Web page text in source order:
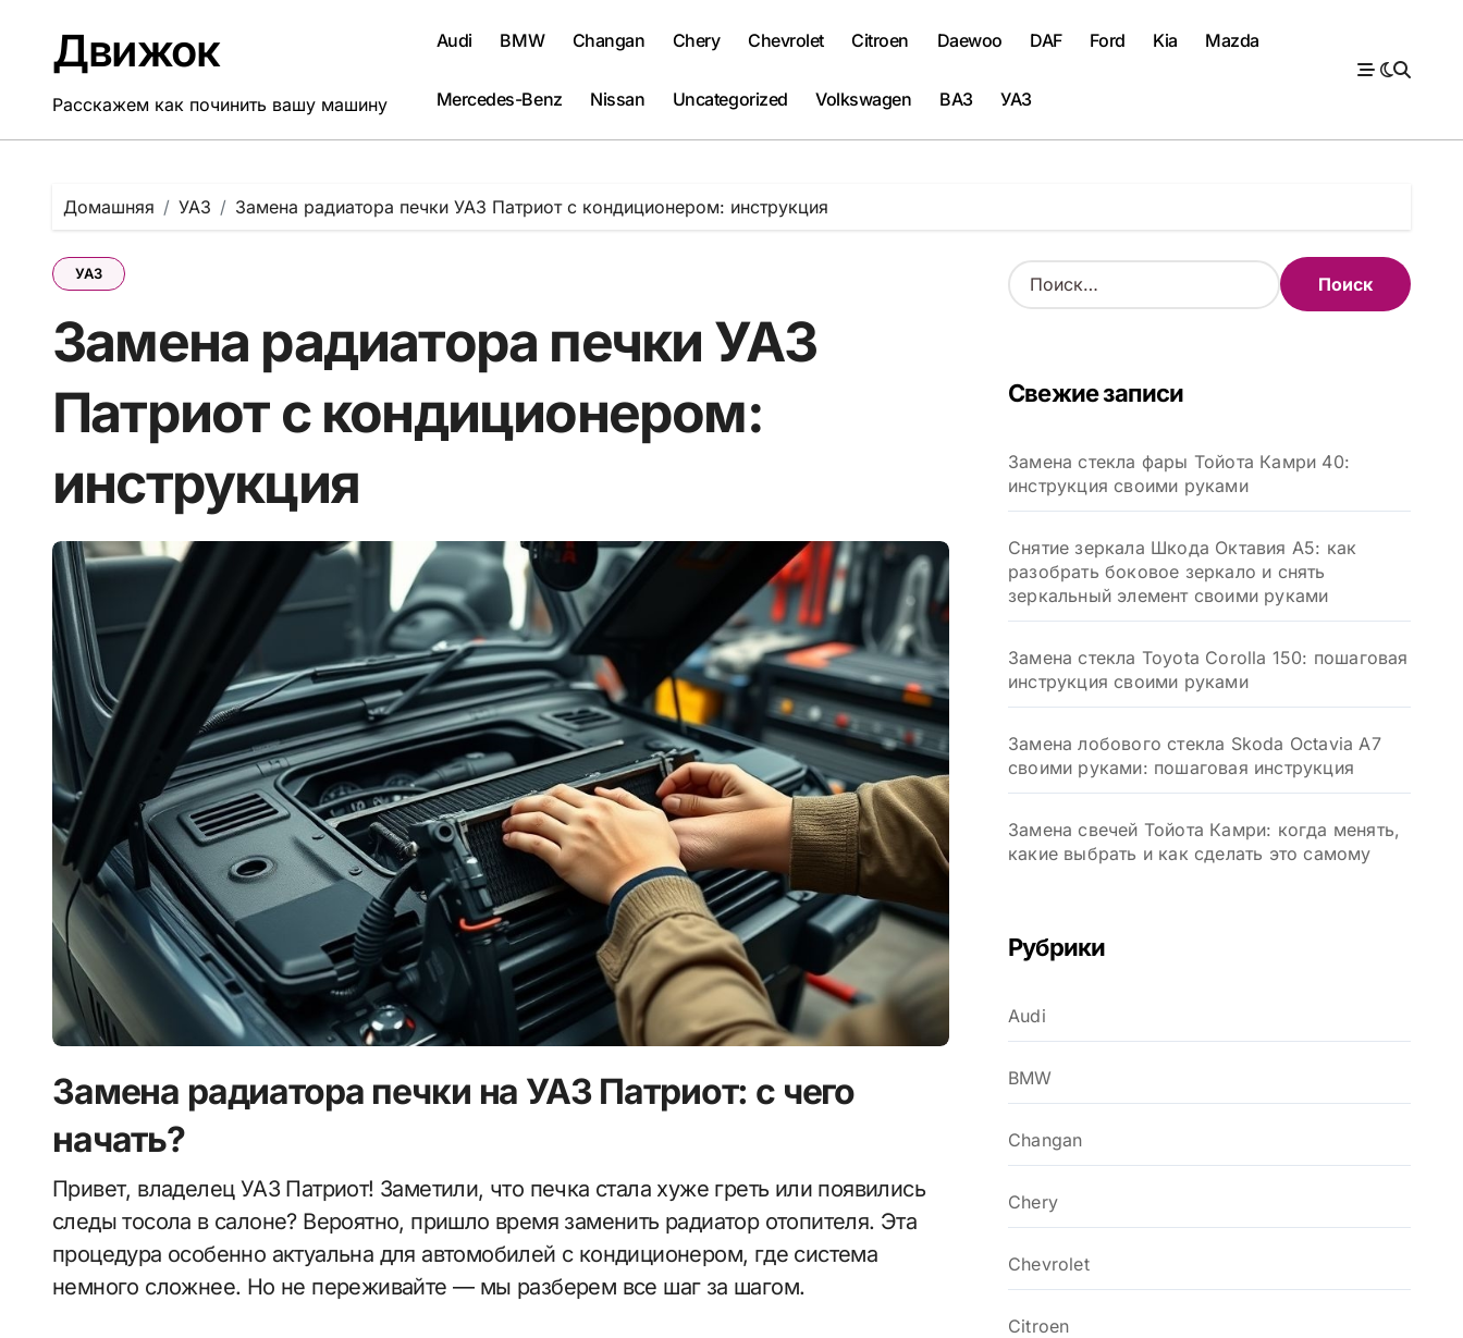
содержаниюДвижок
Расскажем как починить вашу машину
Audi BMW Changan Chery Chevrolet Citroen Daewoo DAF Ford Kia Mazda
Mercedes-Benz Nissan Uncategorized Volkswagen ВАЗ УАЗ
Домашняя УАЗ Замена радиатора печки УАЗ Патриот с кондиционером: инструкция
УАЗ
Замена радиатора печки УАЗ
Патриот с кондиционером:
инструкция
Замена радиатора печки на УАЗ Патриот: с чего
начать?
Привет, владелец УАЗ Патриот! Заметили, что печка стала хуже греть или появились
следы тосола в салоне? Вероятно, пришло время заменить радиатор отопителя. Эта
процедура особенно актуальна для автомобилей с кондиционером, где система
немного сложнее. Но не переживайте — мы разберем все шаг за шагом.
Н
а
:Свежие записи
Замена стекла фары Тойота Камри 40:
инструкция своими руками
Снятие зеркала Шкода Октавия А5: как
разобрать боковое зеркало и снять
зеркальный элемент своими руками
Замена стекла Toyota Corolla 150: пошаговая
инструкция своими руками
Замена лобового стекла Skoda Octavia A7
своими руками: пошаговая инструкция
Замена свечей Тойота Камри: когда менять,
какие выбрать и как сделать это самому
Рубрики
Audi
BMW
Changan
Chery
Chevrolet
Citroen